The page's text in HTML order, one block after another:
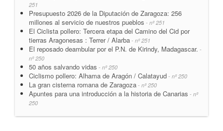
251
Presupuesto 2026 de la Diputación de Zaragoza: 256
millones al servicio de nuestros pueblos - nº 251
El Ciclista pollero: Tercera etapa del Camino del Cid por
tierras Aragonesas : Terrer / Alarba - nº 251
El reposado deambular por el P.N. de Kirindy, Madagascar. -
nº 250
50 años salvando vidas - nº 250
Ciclismo pollero: Alhama de Aragón / Calatayud - nº 250
La gran cisterna romana de Zaragoza - nº 250
Apuntes para una introducción a la historia de Canarias - nº
250